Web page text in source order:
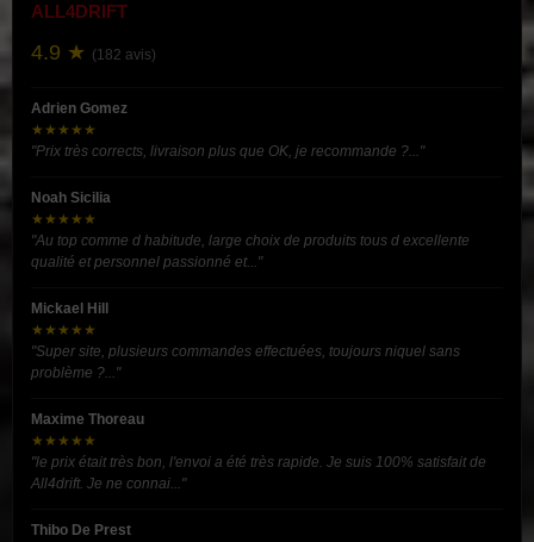
ALL4DRIFT
4.9 ★ (182 avis)
Adrien Gomez
★★★★★
"Prix très corrects, livraison plus que OK, je recommande ?..."
Noah Sicilia
★★★★★
"Au top comme d habitude, large choix de produits tous d excellente
qualité et personnel passionné et..."
Mickael Hill
★★★★★
"Super site, plusieurs commandes effectuées, toujours niquel sans
problème ?..."
Maxime Thoreau
★★★★★
"le prix était très bon, l'envoi a été très rapide. Je suis 100% satisfait de
All4drift. Je ne connai..."
Thibo De Prest